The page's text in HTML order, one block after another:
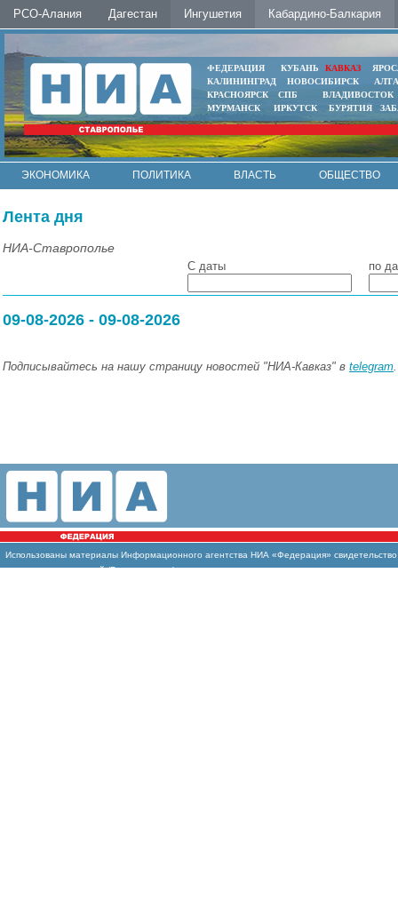
РСО-Алания Дагестан Ингушетия Кабардино-Балкария
ФЕДЕРАЦИЯ КУБАНЬ КАВКАЗ
КАЛИНИНГРАД
НОВОСИБИРСК
КРАСНОЯРСК
СПБ
ВЛАДИВОСТОК
МУРМАНСК
ИРКУТСК БУРЯТИЯ
ЭКОНОМИКА ПОЛИТИКА ВЛАСТЬ
ОБЩЕСТВО
Лента дня
НИА-Ставрополье
С даты по
09-08-2026 - 09-08-2026
Подписывайтесь на нашу страницу новостей "НИА-Кавказ" в telegram
Использованы материалы Информационного агентства НИА «Федерация»
массовых коммуникаций (Роскомнадзор)